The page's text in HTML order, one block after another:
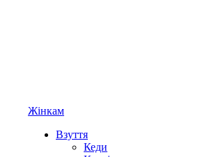
Жінкам
Взуття
Кеди